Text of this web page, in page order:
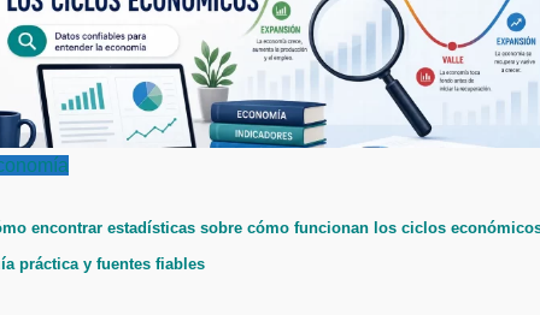
encontrar estadísticas sobre cómo funcionan los ciclos
práctica y fuentes fiables